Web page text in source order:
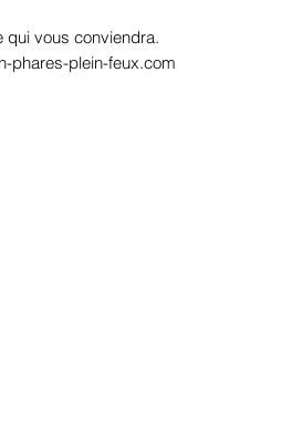
qui vous conviendra.
phares-plein-feux.com